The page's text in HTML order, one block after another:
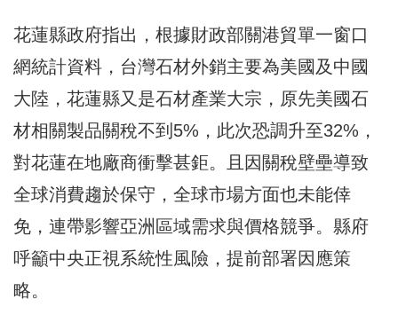
花蓮縣政府指出，根據財政部關港貿單一窗口
網統計資料，台灣石材外銷主要為美國及中國
大陸，花蓮縣又是石材產業大宗，原先美國石
材相關製品關稅不到5%，此次恐調升至32%，
對花蓮在地廠商衝擊甚鉅。且因關稅壁壘導致
全球消費趨於保守，全球市場方面也未能倖
免，連帶影響亞洲區域需求與價格競爭。縣府
呼籲中央正視系統性風險，提前部署因應策
略。